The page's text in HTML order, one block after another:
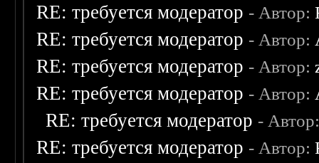
RE: требуется модератор - Автор:
RE: требуется модератор - Автор:
RE: требуется модератор - Автор:
RE: требуется модератор - Автор:
RE: требуется модератор -
RE: требуется модератор - Автор: